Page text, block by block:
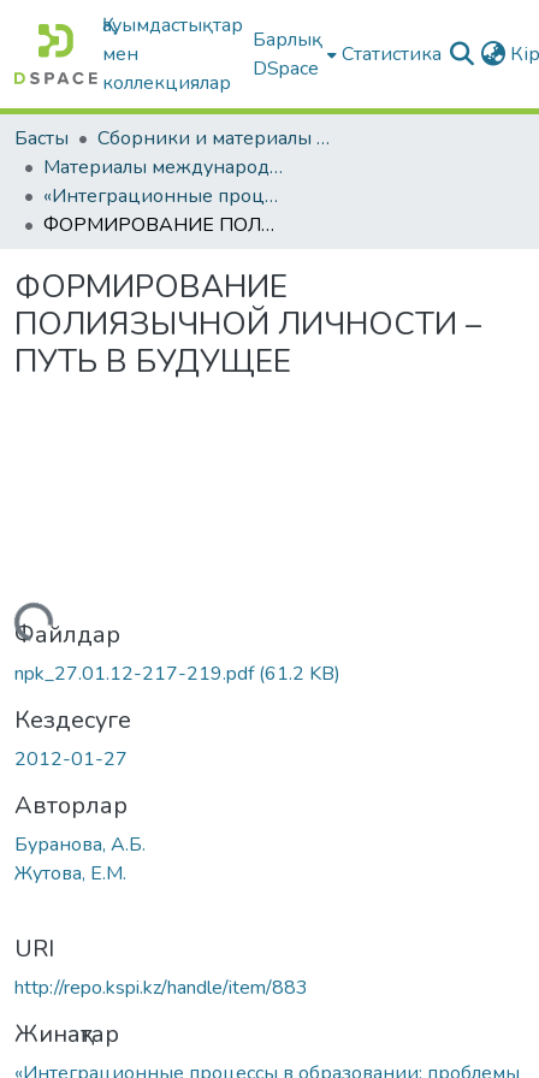
Қауымдастықтар
мен
коллекциялар
Барлық
DSpace
Статистика
Басты
Сборники и материалы конференций
Материалы международных научно-практических конференций
«Интеграционные процессы в образовании: проблемы и перспективы»
ФОРМИРОВАНИЕ ПОЛИЯЗЫЧНОЙ ЛИЧНОСТИ – ПУТЬ В БУДУЩЕЕ
ФОРМИРОВАНИЕ
ПОЛИЯЗЫЧНОЙ ЛИЧНОСТИ –
ПУТЬ В БУДУЩЕЕ
Жүктеу...
Файлдар
npk_27.01.12-217-219.pdf(61.2 KB)
Кездесуге
2012-01-27
Авторлар
Буранова, А.Б.
Жутова, Е.М.
URI
http://repo.kspi.kz/handle/item/883
Жинақтар